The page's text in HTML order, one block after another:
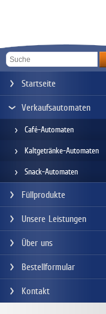
Startseite
Verkaufsautomaten
Café-Automaten
Kaltgetränke-Automaten
Snack-Automaten
Füllprodukte
Unsere Leistungen
Über uns
Bestellformular
Kontakt